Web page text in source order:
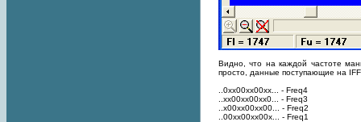
Видно, что на каждой частоте
просто, данные поступающие на
..0xx00xx00xx... - Freq4
..xx00xx00xx0... - Freq3
..x00xx00xx00... - Freq2
..00xx00xx00x... - Freq1